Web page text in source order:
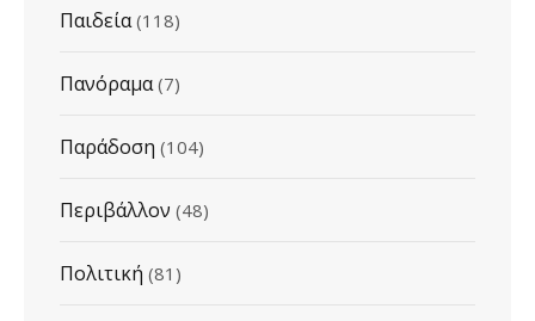
Παιδεία (118)
Πανόραμα (7)
Παράδοση (104)
Περιβάλλον (48)
Πολιτική (81)